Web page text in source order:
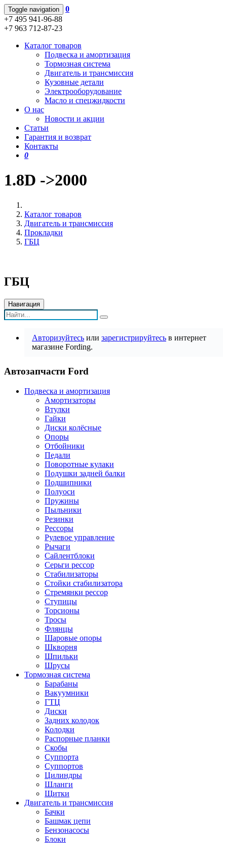
Toggle navigation
0
+7 495 941-96-88
+7 963 712-87-23
Каталог товаров
Подвеска и амортизация
Тормозная система
Двигатель и трансмиссия
Кузовные детали
Электрооборудование
Масло и спецжидкости
О нас
Новости и акции
Статьи
Гарантия и возврат
Контакты
0
1.8D ->2000
Каталог товаров
Двигатель и трансмиссия
Прокладки
ГБЦ
ГБЦ
Навигация
Авторизуйтесь или зарегистрируйтесь в интернет
магазине Fording.
Автозапчасти Ford
Подвеска и амортизация
Амортизаторы
Втулки
Гайки
Диски колёсные
Опоры
Отбойники
Педали
Поворотные кулаки
Подушки задней балки
Подшипники
Полуоси
Пружины
Пыльники
Резинки
Рессоры
Рулевое управление
Рычаги
Сайлентблоки
Серьги рессор
Стабилизаторы
Стойки стабилизатора
Стремянки рессор
Ступицы
Торсионы
Тросы
Флянцы
Шаровые опоры
Шкворня
Шпильки
Шрусы
Тормозная система
Барабаны
Вакуумники
ГТЦ
Диски
Задних колодок
Колодки
Распорные планки
Скобы
Суппорта
Суппортов
Цилиндры
Шланги
Щитки
Двигатель и трансмиссия
Бачки
Башмак цепи
Бензонасосы
Блоки